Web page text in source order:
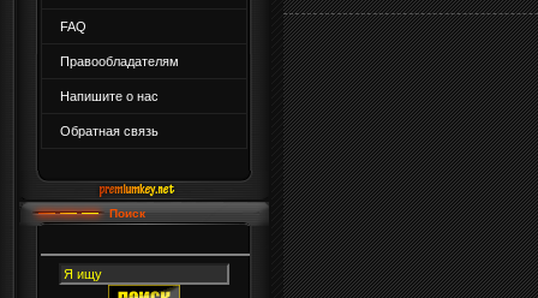
FAQ
Правообладателям
Напишите о нас
Обратная связь
Поиск